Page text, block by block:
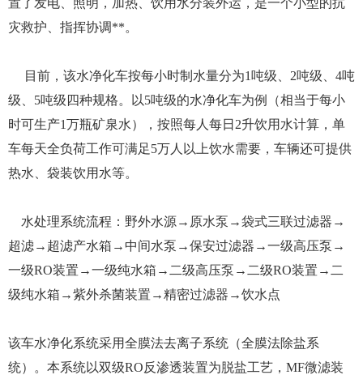
灾救护、指挥协调**。
目前，该水净化车按每小时制水量分为1吨级、2吨级、4吨
级、5吨级四种规格。以5吨级的水净化车为例（相当于每小
时可生产1万瓶矿泉水），按照每人每日2升饮用水计算，单
车每天全负荷工作可满足5万人以上饮水需要，车辆还可提供
热水、袋装饮用水等。
水处理系统流程：野外水源→原水泵→袋式三联过滤器→
超滤→超滤产水箱→中间水泵→保安过滤器→一级高压泵→
一级RO装置→一级纯水箱→二级高压泵→二级RO装置→二
级纯水箱→紫外杀菌装置→精密过滤器→饮水点
该车水净化系统采用全膜法去离子系统（全膜法除盐系
统）。本系统以双级RO反渗透装置为脱盐工艺，MF微滤装